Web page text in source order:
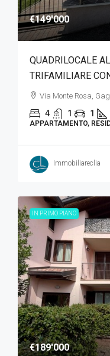
€149'000
QUADRILOCALE
TRIFAMILIARE
Via Monte Rosa,
4 1 1
APPARTAMENTO,
Immobiliareclia
IN PRIMO PIANO
€189'000